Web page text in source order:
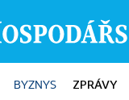
HOME
BYZNYS ZPRÁVY